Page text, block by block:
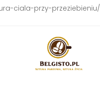
ciala-przy-przeziebieniu/